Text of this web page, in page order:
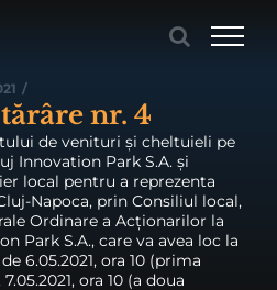
/
nr. 4
de venituri și cheltuieli pe
Innovation Park S.A. și
local pentru a reprezenta
Napoca, prin Consiliul local,
Ordinare a Acționarilor la
Park S.A., care va avea loc la
6.05.2021, ora 10 (prima
ora 10 (a doua